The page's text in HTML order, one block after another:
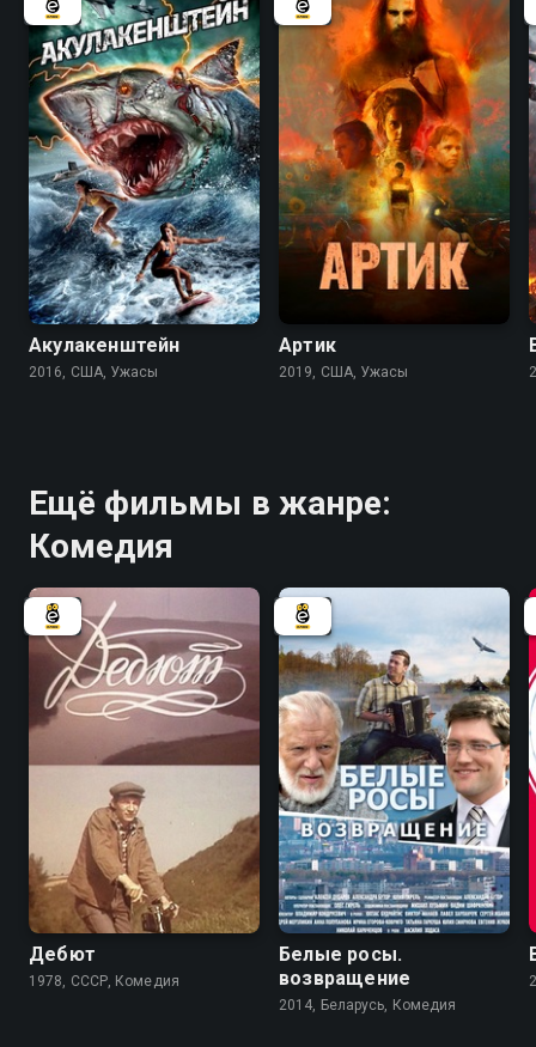
3.6 2.2
Акулакенштейн
2016, США, Ужасы
4.3
Артик
2019, США, Ужасы
Ещё фильмы в жанре:
Комедия
6.9
Дебют
1978, СССР, Комедия
5.2
Белые росы.
возвращение
2014, Беларусь, Комедия